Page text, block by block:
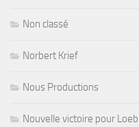
Non classé
Norbert Krief
Nous Productions
Nouvelle victoire pour Loeb